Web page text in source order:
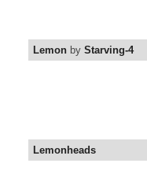
Lemon by Starving-4
Lemonheads